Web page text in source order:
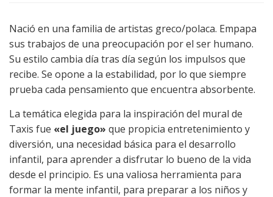
Nació en una familia de artistas greco/polaca. Empapa
sus trabajos de una preocupación por el ser humano.
Su estilo cambia día tras día según los impulsos que
recibe. Se opone a la estabilidad, por lo que siempre
prueba cada pensamiento que encuentra absorbente.
La temática elegida para la inspiración del mural de
Taxis fue «el juego» que propicia entretenimiento y
diversión, una necesidad básica para el desarrollo
infantil, para aprender a disfrutar lo bueno de la vida
desde el principio. Es una valiosa herramienta para
formar la mente infantil, para preparar a los niños y